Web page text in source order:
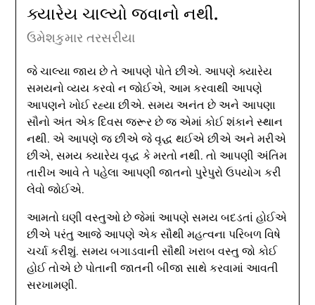
ક્યારેય ચાલ્યો જવાનો નથી.
ઉમેશકુમાર તરસરીયા
જે ચાલ્યા જાય છે તે આપણે પોતે છીએ. આપણે ક્યારેય
સમયનો વ્યય કરવો ન જોઈએ, આમ કરવાથી આપણે
આપણને ખોઈ રહ્યા છીએ. સમય અનંત છે અને આપણા
સૌનો અંત એક દિવસ જરૂર છે જ એમાં કોઈ શંકાને સ્થાન
નથી. એ આપણે જ છીએ જે વૃદ્ધ થઈએ છીએ અને મરીએ
છીએ, સમય ક્યારેય વૃદ્ધ કે મરતો નથી. તો આપણી અંતિમ
તારીખ આવે તે પહેલા આપણી જાતનો પુરેપુરો ઉપયોગ કરી
લેવો જોઈએ.
આમતો ઘણી વસ્તુઓ છે જેમાં આપણે સમય બદડતાં હોઈએ
છીએ પરંતુ આજે આપણે એક સૌથી મહત્વના પરિબળ વિષે
ચર્ચા કરીશું. સમય બગાડવાની સૌથી ખરાબ વસ્તુ જો કોઈ
હોઈ તોએ છે પોતાની જાતની બીજા સાથે કરવામાં આવતી
સરખામણી.